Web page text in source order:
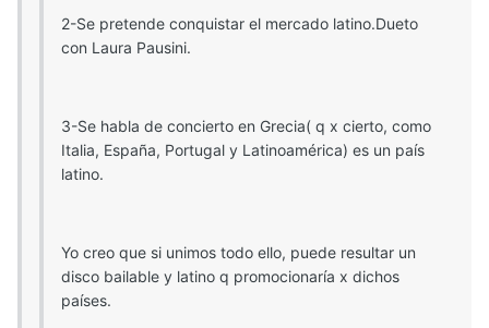
2-Se pretende conquistar el mercado latino.Dueto
con Laura Pausini.
3-Se habla de concierto en Grecia( q x cierto, como
Italia, España, Portugal y Latinoamérica) es un país
latino.
Yo creo que si unimos todo ello, puede resultar un
disco bailable y latino q promocionaría x dichos
países.